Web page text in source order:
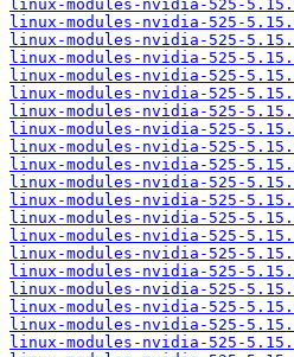
linux-modules-nvidia-525-
linux-modules-nvidia-525-
linux-modules-nvidia-525-
linux-modules-nvidia-525-
linux-modules-nvidia-525-
linux-modules-nvidia-525-
linux-modules-nvidia-525-
linux-modules-nvidia-525-
linux-modules-nvidia-525-
linux-modules-nvidia-525-
linux-modules-nvidia-525-
linux-modules-nvidia-525-
linux-modules-nvidia-525-
linux-modules-nvidia-525-
linux-modules-nvidia-525-
linux-modules-nvidia-525-
linux-modules-nvidia-525-
linux-modules-nvidia-525-
linux-modules-nvidia-525-
linux-modules-nvidia-525-